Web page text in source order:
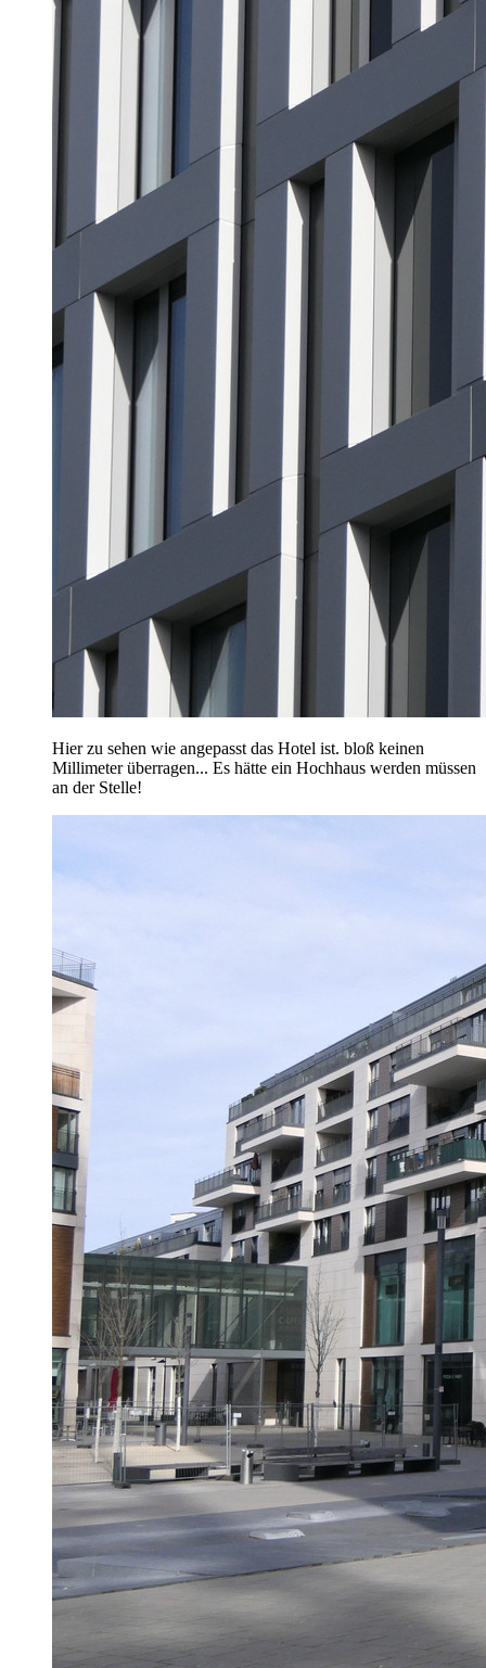
Hier zu sehen wie angepasst das Hotel ist. bloß keinen
Millimeter überragen... Es hätte ein Hochhaus werden müssen
an der Stelle!